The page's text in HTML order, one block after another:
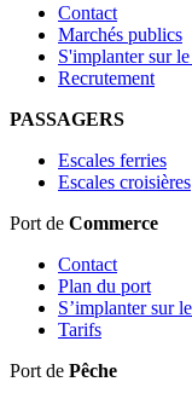
Contact
Marchés publics
S'implanter sur
Recrutement
PASSAGERS
Escales ferries
Escales croisières
Port de Commerce
Contact
Plan du port
S’implanter sur
Tarifs
Port de Pêche